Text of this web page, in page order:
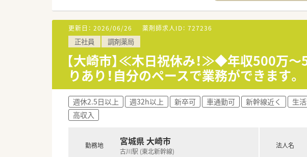
■内科や小児科、消化器科、循環器科の処方箋を1日
■約1200品目の医薬品を取り扱っており、幅広い疾
【法人特徴について】
■地域密着型の薬局を目指しており、患者様とのふ
■皆様が明るく元気に過ごすための健康アドバイザ
■日々の業務の中では、常に笑顔での挨拶と「ありが
【こんな方にオススメ】
■年間休日が120日以上で残業も少なめであるため、
■住宅手当や退職金といった福利厚生が充実した職
更新日： 2026/06/26 薬剤師求人ID： 727236
正社員 調剤薬局
【大崎市】≪木日祝休み！≫◆年収500万
りあり！自分のペースで業務ができます。
週休2.5日以上 週32h以上 新卒可 車通勤可 新幹線近く 生
高収入
勤務地 宮城県 大崎市
古川駅 (東北新幹線)
法人名